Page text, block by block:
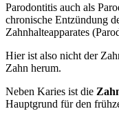
Parodontitis auch als
chronische Entzündung
Zahnhalteapparates
Hier ist also nicht der
Zahn herum.
Neben Karies ist die
Hauptgrund für den